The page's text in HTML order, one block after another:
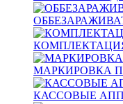
МАРКИРОВКА
КАССОВЫЕ